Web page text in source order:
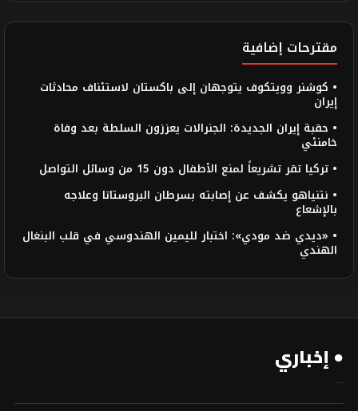
مقترحات إضافية
• كوشنر وويتكوف يتوجهان إلى باكستان لاستئناف محادثات
إيران
• حقبة إيران الجديدة: الجنرالات يعززون السلطة بعد وفاة
خامنئي
• تركيا تقر تشريعاً لمنع الأطفال دون 15 من وسائل التواصل
• نتنياهو يكشف عن إصابته بسرطان البروستاتا وعلاجه
بالإشعاع
• «ديدي ضد مودي»: اختبار لليمين الهندوسي في قلب البنغال
الهندي
● إخباري
...